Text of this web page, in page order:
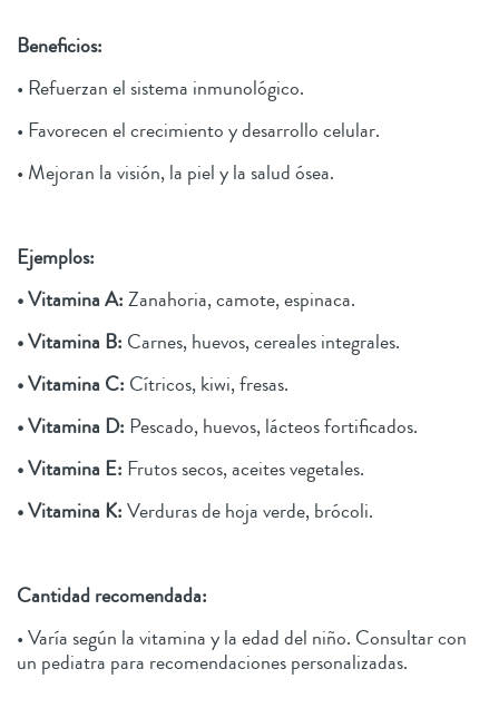
Beneficios:
• Refuerzan el sistema inmunológico.
• Favorecen el crecimiento y desarrollo celular.
• Mejoran la visión, la piel y la salud ósea.
Ejemplos:
• Vitamina A:Zanahoria, camote, espinaca.
• Vitamina B: Carnes, huevos, cereales integrales.
• Vitamina C: Cítricos, kiwi, fresas.
• Vitamina D: Pescado, huevos, lácteos fortificados.
• Vitamina E: Frutos secos, aceites vegetales.
• Vitamina K:Verduras de hoja verde, brócoli.
Cantidad recomendada:
• Varía según la vitamina y la edad del niño. Consultar con
un pediatra para recomendaciones personalizadas.